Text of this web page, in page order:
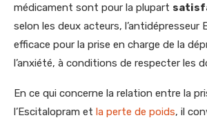
médicament sont pour la plupart
selon les deux acteurs, l’antidépresseur
efficace pour la prise en charge de la
l’anxiété, à conditions de respecter les
En ce qui concerne la relation entre la
l’Escitalopram et la perte de poids, il